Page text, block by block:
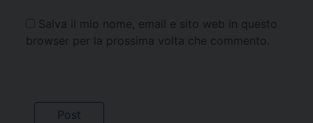
Salva il mio nome, email e sito web in questo
browser per la prossima volta che commento.